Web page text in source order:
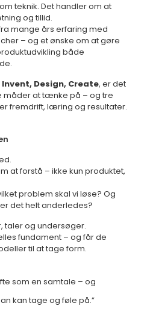
teknik. Det handler om at
og tillid.
mange års erfaring med
– og et ønske om at gøre
både
Invent, Design, Create, er det
måder at tænke på – og tre
fremdrift, læring og resultater.
at forstå – ikke kun produktet,
problem skal vi løse? Og
det helt anderledes?
taler og undersøger.
fundament – og får de
til at tage form.
som en samtale – og
kan tage og føle på.”